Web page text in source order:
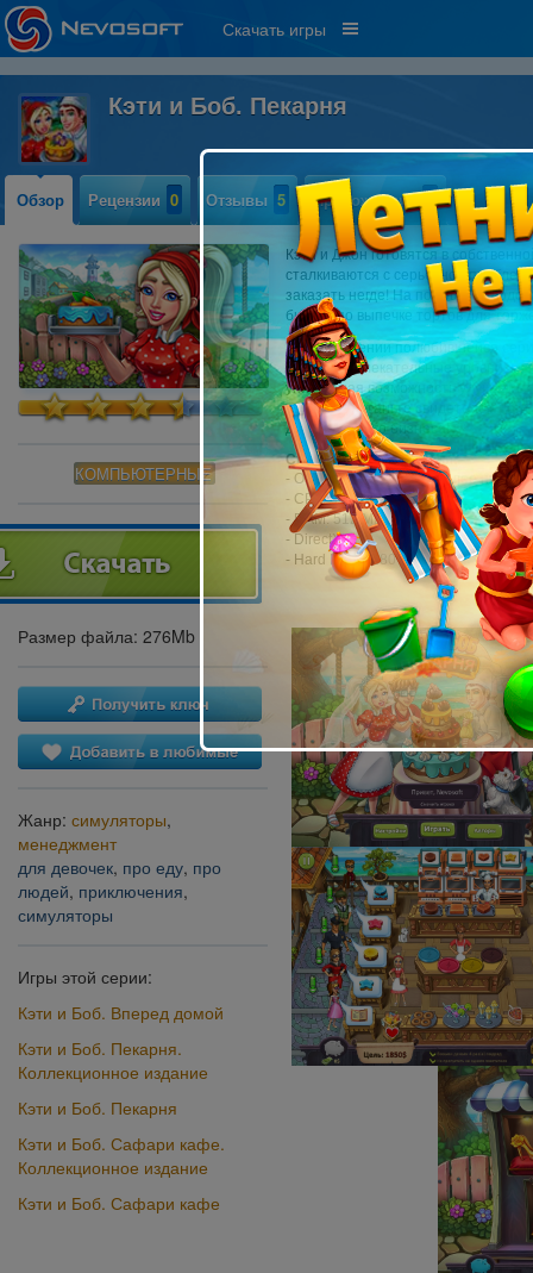
Скачать игры
Кэти и Боб. Пекарня
Обзор Рецензии 0 Отзывы 5 Прохождение 0
КОМПЬЮТЕРНЫЕ
Размер файла: 276Mb
Жанр: симуляторы,
менеджмент
для девочек, про еду, про
людей, приключения,
симуляторы
Игры этой серии:
Кэти и Боб. Вперед домой
Кэти и Боб. Пекарня.
Коллекционное издание
Кэти и Боб. Пекарня
Кэти и Боб. Сафари кафе.
Коллекционное издание
Кэти и Боб. Сафари кафе
Кэти и Джон готовятся в
сталкиваются с серьезной
заказать негде! На помощь
бизнес по выпечке тортов для
В продолжении полюбившейся
локации, увлекательные уровни,
уникальная возможность
пекарню и станьте свидетелем
для успешного бизнеса!
Системные требования:
- OS: Windows XP или более
- CPU: 1.0 GHz
- RAM: 512 MB
- DirectX: 9.0
- Hard Drive: 280 MB